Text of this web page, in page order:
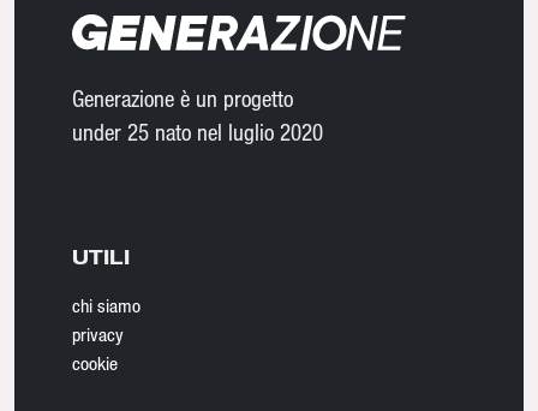
Generazione è un progetto
under 25 nato nel luglio 2020
UTILI
chi siamo
privacy
cookie